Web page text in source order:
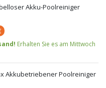
Akku-Poolreiniger
Erhalten Sie es am Mittwoch
Akkubetriebener Poolreiniger